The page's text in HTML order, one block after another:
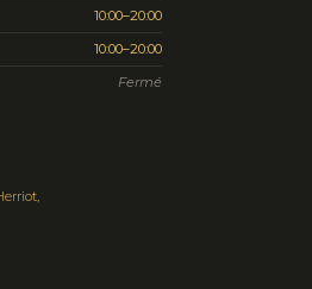
10:00–20:00
10:00–20:00
Fermé